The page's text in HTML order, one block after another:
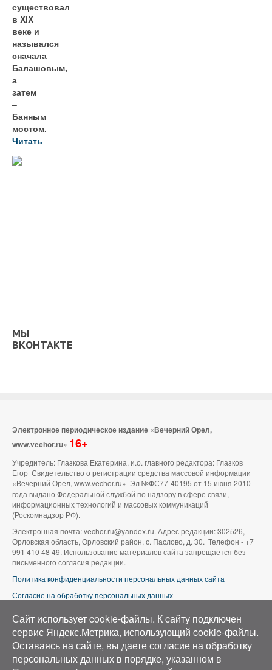
существовал
в XIX
веке и
назывался
сначала
Балашовым,
а
затем
–
Банным
мостом.
Читать
МЫ
ВКОНТАКТЕ
Электронное периодическое издание «Вечерний Орел,
www.vechor.ru» 16+
Учредитель: Глазкова Екатерина, и.о. главного редактора: Глазков
Егор Свидетельство о регистрации средства массовой информации
«Вечерний Орел, www.vechor.ru» Эл №ФС77-40195 от 15 июня 2010
года выдано Федеральной службой по надзору в сфере связи,
информационных технологий и массовых коммуникаций
(Роскомнадзор РФ).
Электронная почта: vechor.ru@yandex.ru. Адрес редакции: 302526,
Орловская область, Орловский район, с. Паслово, д. 30. Телефон - +7
991 410 48 49. Использование материалов сайта запрещается без
письменного согласия редакции.
Политика конфиденциальности персональных данных сайта
Согласие на обработку персональных данных
Аэросъемка в Орле»
Сайт использует cookie-файлы. К cайту подключен
сервис Яндекс.Метрика, использующий cookie-файлы.
Оставаясь на сайте, вы даете согласие на обработку
персональных данных в порядке, указанном в